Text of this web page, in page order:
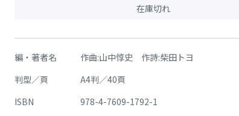
在庫切れ
編・著者名
作曲:山中惇史 作詩:柴田トヨ
判型／頁
A4判／40頁
ISBN
978-4-7609-1792-1